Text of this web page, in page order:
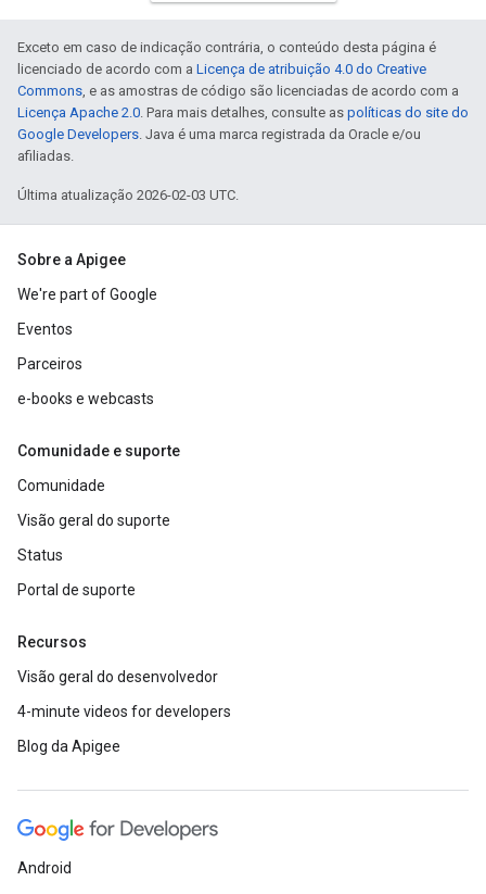
Exceto em caso de indicação contrária, o conteúdo desta página é
licenciado de acordo com a Licença de atribuição 4.0 do Creative
Commons, e as amostras de código são licenciadas de acordo com a
Licença Apache 2.0. Para mais detalhes, consulte as políticas do site do
Google Developers. Java é uma marca registrada da Oracle e/ou
afiliadas.
Última atualização 2026-02-03 UTC.
Sobre a Apigee
We're part of Google
Eventos
Parceiros
e-books e webcasts
Comunidade e suporte
Comunidade
Visão geral do suporte
Status
Portal de suporte
Recursos
Visão geral do desenvolvedor
4-minute videos for developers
Blog da Apigee
Android